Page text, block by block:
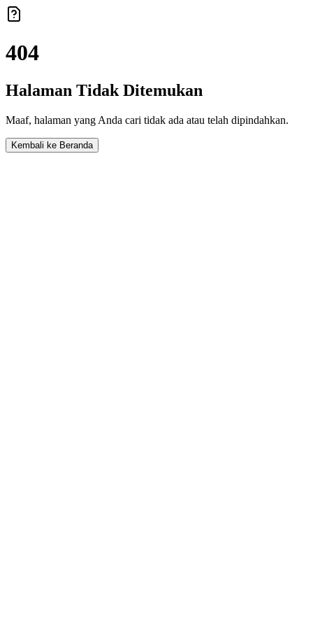
404
Halaman Tidak Ditemukan
Maaf, halaman yang Anda cari tidak ada atau telah dipindahkan.
Kembali ke Beranda